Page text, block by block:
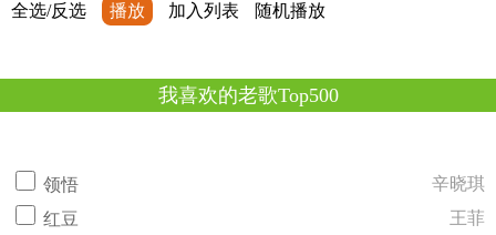
全选/反选 播放 加入列表 随机播放
我喜欢的老歌Top500
领悟
辛晓琪
红豆
王菲